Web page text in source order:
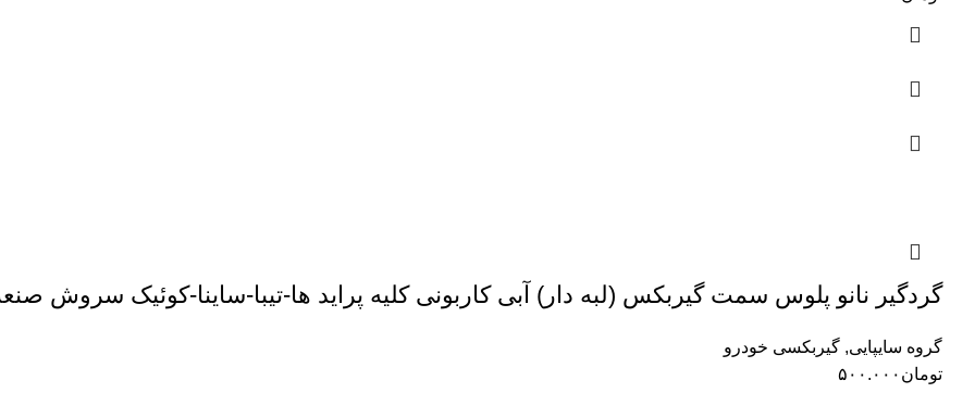
گردگیر نانو پلوس سمت گیربکس (لبه دار) آبی کاربونی کلیه پراید ها-تیبا-ساینا-کوئیک سروش
گروه سایپایی, گیربکسی خودرو
تومان ۵۰۰.۰۰۰